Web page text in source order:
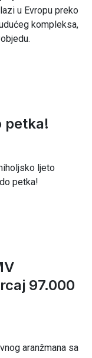
u Evropu preko
kompleksa,
petka!
ljeto
petka!
97.000
aranžmana sa